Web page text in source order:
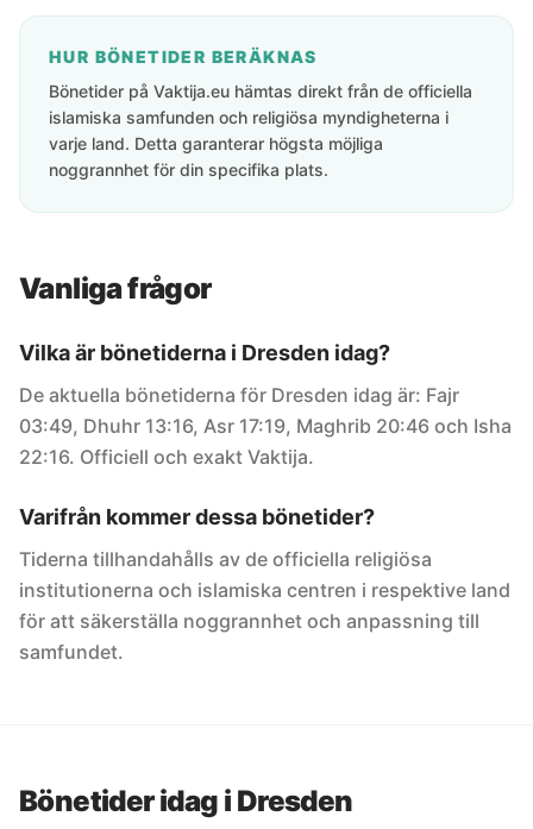
HUR BÖNETIDER BERÄKNAS
Bönetider på Vaktija.eu hämtas direkt från de officiella
islamiska samfunden och religiösa myndigheterna i
varje land. Detta garanterar högsta möjliga
noggrannhet för din specifika plats.
Vanliga frågor
Vilka är bönetiderna i Dresden idag?
De aktuella bönetiderna för Dresden idag är: Fajr
03:49, Dhuhr 13:16, Asr 17:19, Maghrib 20:46 och Isha
22:16. Officiell och exakt Vaktija.
Varifrån kommer dessa bönetider?
Tiderna tillhandahålls av de officiella religiösa
institutionerna och islamiska centren i respektive land
för att säkerställa noggrannhet och anpassning till
samfundet.
Bönetider idag i Dresden